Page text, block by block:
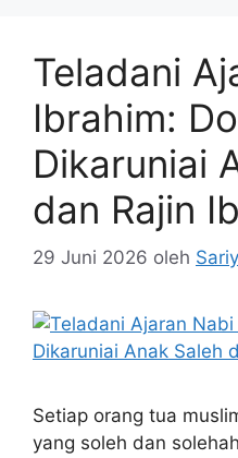
Teladani
Ibrahim:
Dikaruniai
dan Rajin
29 Juni 2026 oleh
Setiap orang tua
yang soleh dan